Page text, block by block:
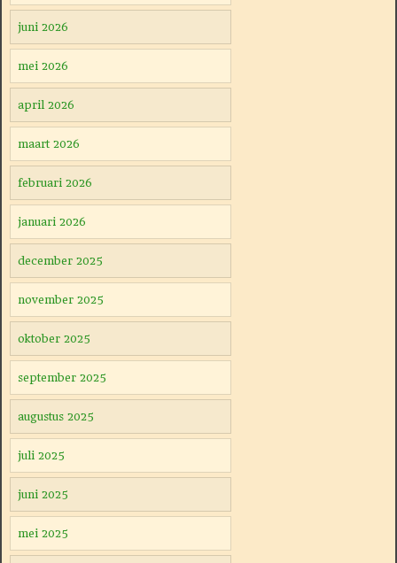
juni 2026
mei 2026
april 2026
maart 2026
februari 2026
januari 2026
december 2025
november 2025
oktober 2025
september 2025
augustus 2025
juli 2025
juni 2025
mei 2025